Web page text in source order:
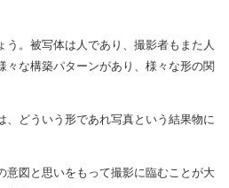
う。被写体は人であり、撮影者もまた人
々な構築パターンがあり、様々な形の関
、どういう形であれ写真という結果物に
意図と思いをもって撮影に臨むことが大